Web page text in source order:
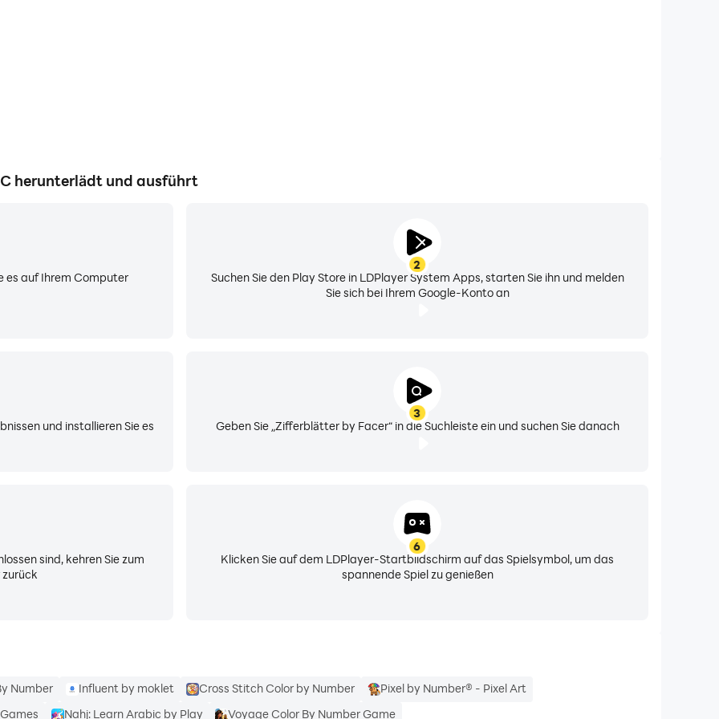
zu verdienen.
1 gekoppelten Uhr
WEAR OS 6)
Legacy-Facer-App weiterhin mit unserem umfangreichen Katalog.
Januar 2026 aus dem Play Store.
Uhren nicht mehr möglich.
KOMPATIBEL
herunterlädt und ausführt
es auf Ihrem Computer
2
Suchen Sie den Play Store in LDPlayer System Apps, starten Sie ihn und melden
Sie sich bei Ihrem Google-Konto an
3
Geben Sie „Zifferblätter by Facer“ in die Suchleiste ein und suchen Sie danach
und installieren Sie es
sind, kehren Sie zum
6
Klicken Sie auf dem LDPlayer-Startbildschirm auf das Spielsymbol, um das
spannende Spiel zu genießen
Number Influent by moklet Cross Stitch Color by Number
Pixel by Number® - Pixel Art
Nahj: Learn Arabic by Play Voyage Color By Number Game